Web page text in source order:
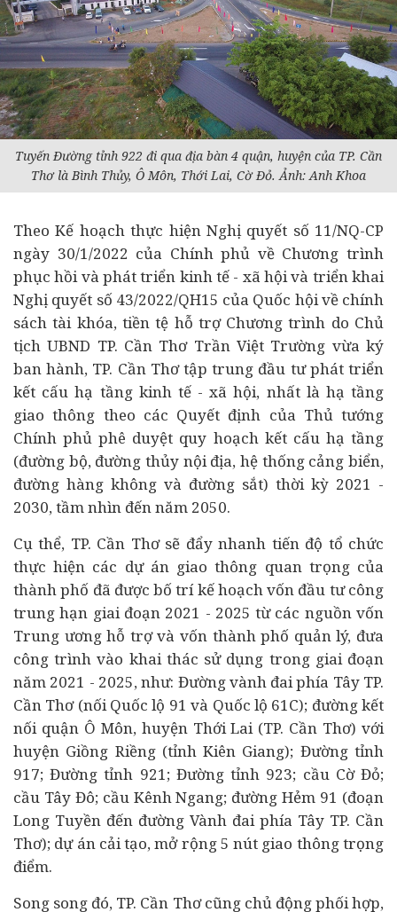
Tuyến Đường tỉnh 922 đi qua địa bàn 4 quận, huyện của TP. Cần
Thơ là Bình Thủy, Ô Môn, Thới Lai, Cờ Đỏ. Ảnh: Anh Khoa
Theo Kế hoạch thực hiện Nghị quyết số 11/NQ-CP
ngày 30/1/2022 của Chính phủ về Chương trình
phục hồi và phát triển kinh tế - xã hội và triển khai
Nghị quyết số 43/2022/QH15 của Quốc hội về chính
sách tài khóa, tiền tệ hỗ trợ Chương trình do Chủ
tịch UBND TP. Cần Thơ Trần Việt Trường vừa ký
ban hành, TP. Cần Thơ tập trung đầu tưphát triển
kết cấu hạ tầng kinh tế - xã hội, nhất là hạ tầng
giao thông theo các Quyết định của Thủ tướng
Chính phủ phê duyệt quy hoạch kết cấu hạ tầng
(đường bộ, đường thủy nội địa, hệ thống cảng biển,
đường hàng không và đường sắt) thời kỳ 2021 -
2030, tầm nhìn đến năm 2050.
Cụ thể, TP. Cần Thơ sẽ đẩy nhanh tiến độ tổ chức
thực hiện các dự ángiao thông quan trọng của
thành phố đã được bố trí kế hoạch vốn đầu tư công
trung hạn giai đoạn 2021 - 2025 từ các nguồn vốn
Trung ương hỗ trợ và vốn thành phố quản lý, đưa
công trình vào khai thác sử dụng trong giai đoạn
năm 2021 - 2025, như: Đường vành đai phía Tây TP.
Cần Thơ (nối Quốc lộ 91 và Quốc lộ 61C); đường kết
nối quận Ô Môn, huyện Thới Lai (TP. Cần Thơ) với
huyện Giồng Riềng (tỉnh Kiên Giang); Đường tỉnh
917; Đường tỉnh 921; Đường tỉnh 923; cầu Cờ Đỏ;
cầu Tây Đô; cầu Kênh Ngang; đường Hẻm 91 (đoạn
Long Tuyền đến đường Vành đai phía Tây TP. Cần
Thơ); dự án cải tạo, mở rộng 5 nút giao thông trọng
điểm.
Song song đó, TP. Cần Thơ cũng chủ động phối hợp,